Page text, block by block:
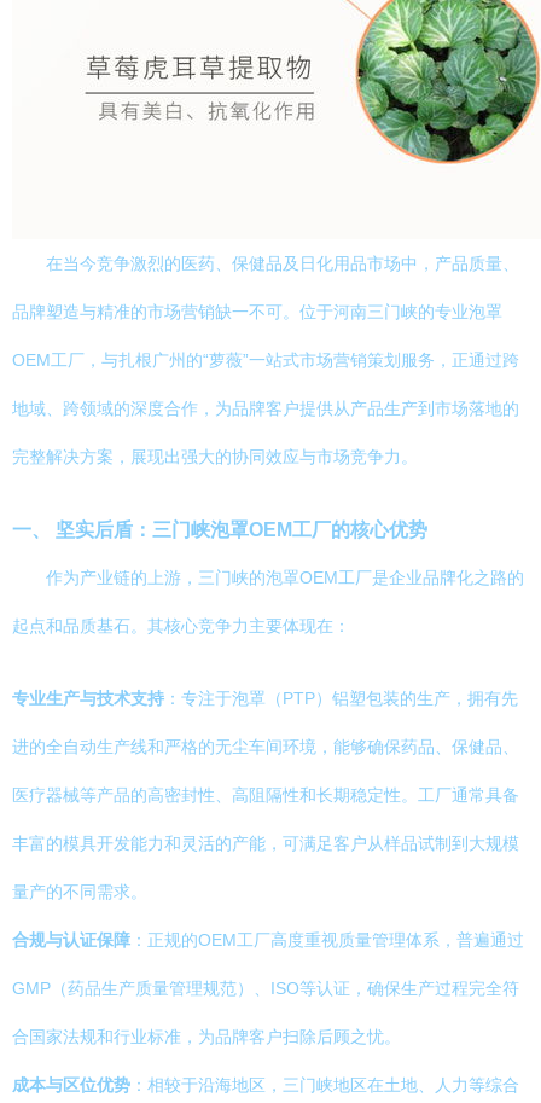
在当今竞争激烈的医药、保健品及日化用品市场中，产品质量、
品牌塑造与精准的市场营销缺一不可。位于河南三门峡的专业泡罩
OEM工厂，与扎根广州的“萝薇”一站式市场营销策划服务，正通过跨
地域、跨领域的深度合作，为品牌客户提供从产品生产到市场落地的
完整解决方案，展现出强大的协同效应与市场竞争力。
一、 坚实后盾：三门峡泡罩OEM工厂的核心优势
作为产业链的上游，三门峡的泡罩OEM工厂是企业品牌化之路的
起点和品质基石。其核心竞争力主要体现在：
专业生产与技术支持 ：专注于泡罩（PTP）铝塑包装的生产，拥有先
进的全自动生产线和严格的无尘车间环境，能够确保药品、保健品、
医疗器械等产品的高密封性、高阻隔性和长期稳定性。工厂通常具备
丰富的模具开发能力和灵活的产能，可满足客户从样品试制到大规模
量产的不同需求。
合规与认证保障 ：正规的OEM工厂高度重视质量管理体系，普遍通过
GMP（药品生产质量管理规范）、ISO等认证，确保生产过程完全符
合国家法规和行业标准，为品牌客户扫除后顾之忧。
成本与区位优势 ：相较于沿海地区，三门峡地区在土地、人力等综合